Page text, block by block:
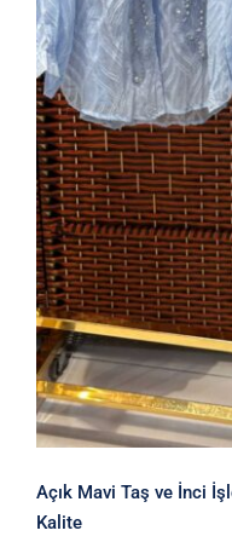
Açık Mavi
Organze
Açık Mavi Taş ve İnci
Kalite